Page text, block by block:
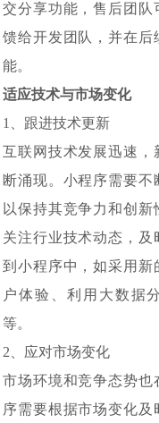
交分享功能，售后团队
馈给开发团队，并在后
能。
适应技术与市场变化
1、跟进技术更新
互联网技术发展迅速，
断涌现。小程序需要不
以保持其竞争力和创新
关注行业技术动态，及
到小程序中，如采用新
户体验、利用大数据
等。
2、应对市场变化
市场环境和竞争态势也
序需要根据市场变化及